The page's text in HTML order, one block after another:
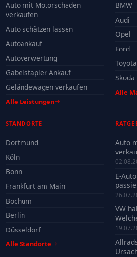
Auto mit Motorschaden
verkaufen
Auto schätzen lassen
Autoankauf
Autoverwertung
Gabelstapler Ankauf
Geländewagen verkaufen
Alle Leistungen
BMW
Audi
Opel
Ford
Toyota
Skoda
Alle
STANDORTE
Dortmund
Köln
Bonn
Frankfurt am Main
Bochum
Berlin
Düsseldorf
Alle Standorte
Auto
E-
VW